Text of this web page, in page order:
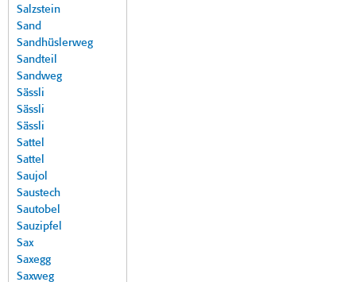
Salzstein
Sand
Sandhüslerweg
Sandteil
Sandweg
Sässli
Sässli
Sässli
Sattel
Sattel
Saujol
Saustech
Sautobel
Sauzipfel
Sax
Saxegg
Saxweg